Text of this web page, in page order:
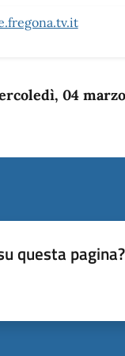
04
questa pagina?